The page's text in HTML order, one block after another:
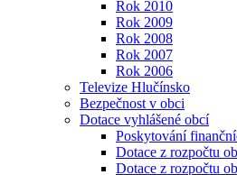
Rok 2010
Rok 2009
Rok 2008
Rok 2007
Rok 2006
Televize Hlučínsko
Bezpečnost v obci
Dotace vyhlášené obcí
Poskytování
Dotace z rozpočtu
Dotace z rozpočtu